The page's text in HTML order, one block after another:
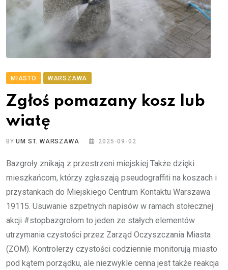
MIASTO WARSZAWA
Zgłoś pomazany kosz lub
wiatę
BYUM ST. WARSZAWA 2025-09-02
Bazgroły znikają z przestrzeni miejskiej Także dzięki
mieszkańcom, którzy zgłaszają pseudograffiti na koszach i
przystankach do Miejskiego Centrum Kontaktu Warszawa
19115. Usuwanie szpetnych napisów w ramach stołecznej
akcji #stopbazgrołom to jeden ze stałych elementów
utrzymania czystości przez Zarząd Oczyszczania Miasta
(ZOM). Kontrolerzy czystości codziennie monitorują miasto
pod kątem porządku, ale niezwykle cenna jest także reakcja